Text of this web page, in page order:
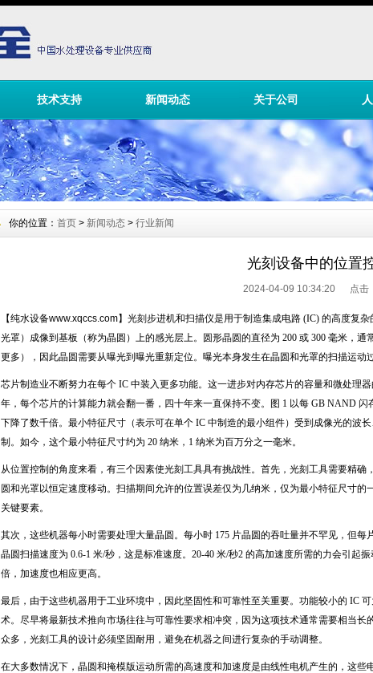
技术支持 新闻动态 关于公司
你的位置： 首页 > 新闻动态 > 行业新闻
光刻设备中的位置
2024-04-09 10:34:20 点击
【纯水设备www.xqccs.com】 光刻步进机和扫描仪是用于制造集成电路 (IC) 的高度复杂
光罩）成像到基板（称为晶圆）上的感光层上。圆形晶圆的直径为 200 或 300 毫米，通
更多），因此晶圆需要从曝光到曝光重新定位。曝光本身发生在晶圆和光罩的扫描运动
芯片制造业不断努力在每个 IC 中装入更多功能。这一进步对内存芯片的容量和微处理
年，每个芯片的计算能力就会翻一番，四十年来一直保持不变。图 1 以每 GB NAND 闪
下降了数千倍。最小特征尺寸（表示可在单个 IC 中制造的最小组件）受到成像光的波
制。如今，这个最小特征尺寸约为 20 纳米， 1 纳米为百万分之一毫米。
从位置控制的角度来看，有三个因素使光刻工具具有挑战性。首先，光刻工具需要精确
圆和光罩以恒定速度移动。扫描期间允许的位置误差仅为几纳米，仅为最小特征尺寸
关键要素。
其次，这些机器每小时需要处理大量晶圆。每小时 175 片晶圆的吞吐量并不罕见，但每
晶圆扫描速度为 0.6-1 米/秒，这是标准速度。 20-40 米/秒2 的高加速度所需的力会引起
倍，加速度也相应更高。
最后，由于这些机器用于工业环境中，因此坚固性和可靠性至关重要。功能较小的 IC
术。尽早将最新技术推向市场往往与可靠性要求相冲突，因为这项技术通常需要相当
众多，光刻工具的设计必须坚固耐用，避免在机器之间进行复杂的手动调整。
在大多数情况下，晶圆和掩模版运动所需的高速度和加速度是由线性电机产生的，这